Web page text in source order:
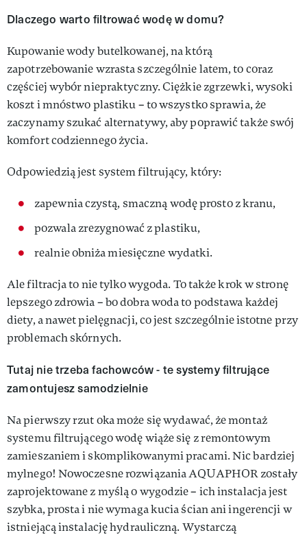
Dlaczego warto filtrować wodę w domu?
Kupowanie wody butelkowanej, na którą
zapotrzebowanie wzrasta szczególnie latem, to coraz
częściej wybór niepraktyczny. Ciężkie zgrzewki, wysoki
koszt i mnóstwo plastiku – to wszystko sprawia, że
zaczynamy szukać alternatywy, aby poprawić także swój
komfort codziennego życia.
Odpowiedzią jest system filtrujący, który:
zapewnia czystą, smaczną wodę prosto z kranu,
pozwala zrezygnować z plastiku,
realnie obniża miesięczne wydatki.
Ale filtracja to nie tylko wygoda. To także krok w stronę
lepszego zdrowia – bo dobra woda to podstawa każdej
diety, a nawet pielęgnacji, co jest szczególnie istotne przy
problemach skórnych.
Tutaj nie trzeba fachowców - te systemy filtrujące
zamontujesz samodzielnie
Na pierwszy rzut oka może się wydawać, że montaż
systemu filtrującego wodę wiąże się z remontowym
zamieszaniem i skomplikowanymi pracami. Nic bardziej
mylnego! Nowoczesne rozwiązania AQUAPHOR zostały
zaprojektowane z myślą o wygodzie – ich instalacja jest
szybka, prosta i nie wymaga kucia ścian ani ingerencji w
istniejącą instalację hydrauliczną. Wystarczą